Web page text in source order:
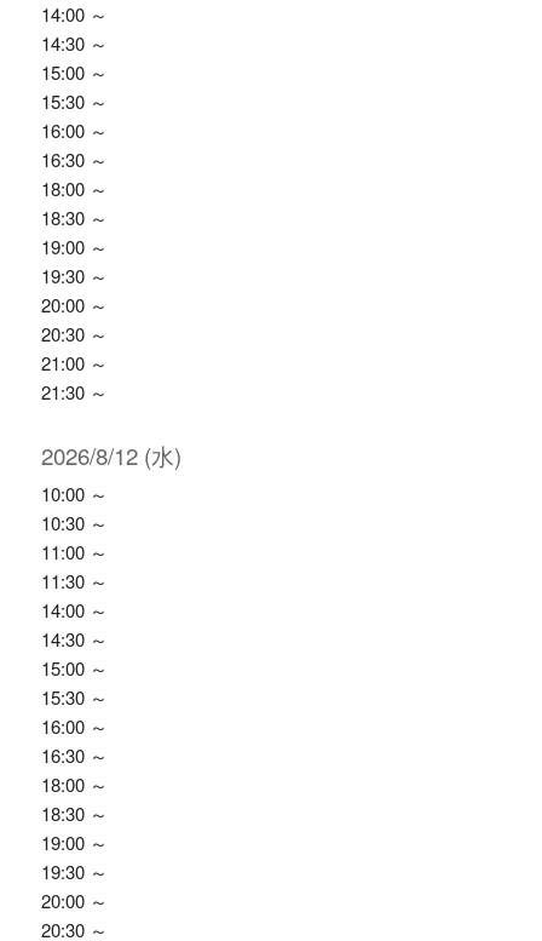
14:00 ～
14:30 ～
15:00 ～
15:30 ～
16:00 ～
16:30 ～
18:00 ～
18:30 ～
19:00 ～
19:30 ～
20:00 ～
20:30 ～
21:00 ～
21:30 ～
2026/8/12 (水)
10:00 ～
10:30 ～
11:00 ～
11:30 ～
14:00 ～
14:30 ～
15:00 ～
15:30 ～
16:00 ～
16:30 ～
18:00 ～
18:30 ～
19:00 ～
19:30 ～
20:00 ～
20:30 ～